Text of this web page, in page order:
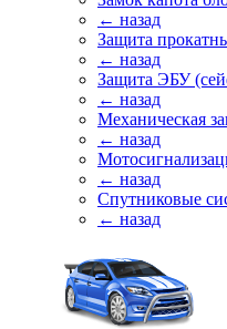
← назад
Защита
← назад
Защита ЭБУ
← назад
Механическая
← назад
← назад
Спутниковые
← назад